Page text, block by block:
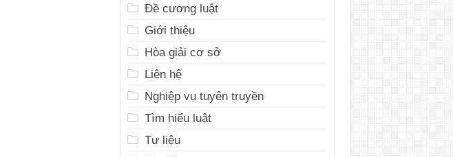
Đề cương luật
Giới thiệu
Hòa giải cơ sở
Liên hệ
Nghiệp vụ tuyên truyền
Tìm hiểu luật
Tư liệu